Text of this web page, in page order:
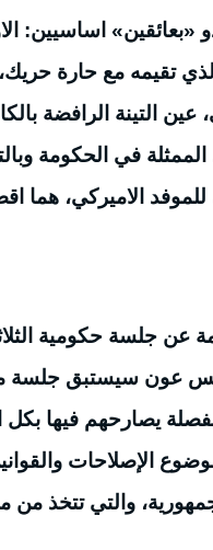
اساسيين:
الذي تقيمه مع حارة
التينة الرافضة
الممثلة في الحكومة
للموفد الاميركي، هما
جلسة حكومية
عون سيستبق جلسة
مفصلة يصارحهم فيها
الإصلاحات
والتي تتخذ